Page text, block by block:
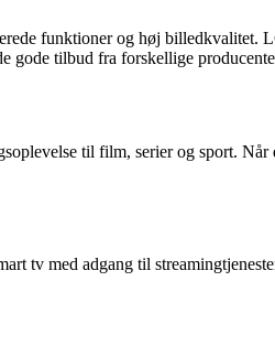
funktioner og høj billedkvalitet.
gode tilbud fra forskellige
til film, serier og sport. Når
tv med adgang til